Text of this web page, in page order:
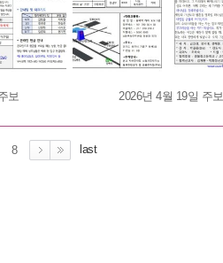
보 2026년 4월 19일 주보
8 last